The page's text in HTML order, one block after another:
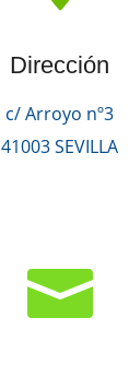
Dirección
c/ Arroyo nº3
41003 SEVILLA
